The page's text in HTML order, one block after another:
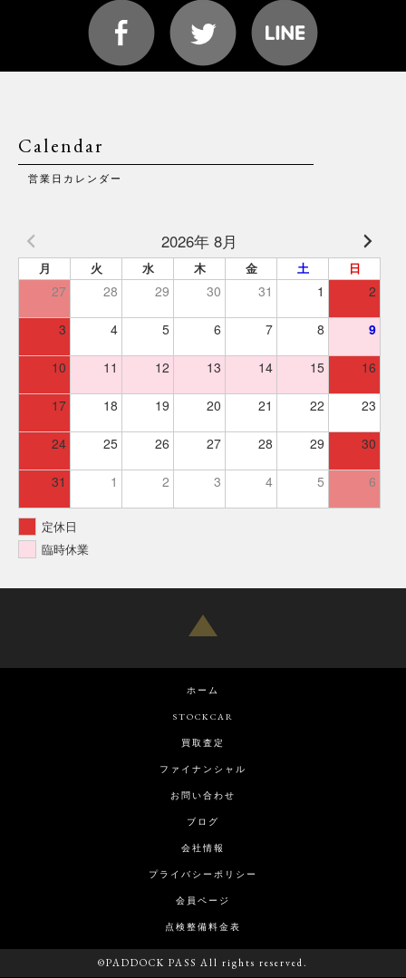
Calendar
営業日カレンダー
2026年 8月
月 火 水 木 金 土 日
27 28 29 30 31 1 2
3 4 5 6 7 8 9
10 11 12 13 14 15 16
17 18 19 20 21 22 23
24 25 26 27 28 29 30
31 1 2 3 4 5 6
定休日
臨時休業
ホーム
STOCKCAR
買取査定
ファイナンシャル
お問い合わせ
ブログ
会社情報
プライバシーポリシー
会員ページ
点検整備料金表
©PADDOCK PASS All rights reserved.